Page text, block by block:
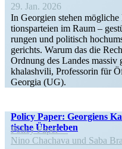
29. Jan. 2026
In Georgien stehen
ti­ons­par­teien im Raum –
rungen und politisch
ge­richts. Warum das die
Ordnung des Landes
khalashvili, Profes­sorin für
Georgia (UG).
Policy Paper: Georgiens
tische Überleben
Policy Paper
Nino Chachava und Saba